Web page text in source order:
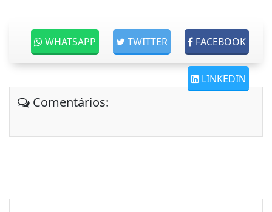
FACEBOOK
TWITTER
WHATSAPP
LINKEDIN
Comentários: